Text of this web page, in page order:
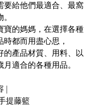
要給他們最適合、最窩
寶的媽媽，在選擇各種
時都而用盡心思，
的產品材質、用料、以
月適合的各種用品。
|
提藤籃